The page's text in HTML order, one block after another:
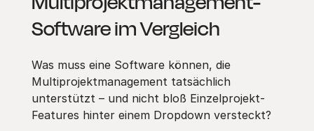
Software im Vergleich
Was muss eine Software können, die
Multiprojektmanagement tatsächlich
unterstützt – und nicht bloß Einzelprojekt-
Features hinter einem Dropdown versteckt?